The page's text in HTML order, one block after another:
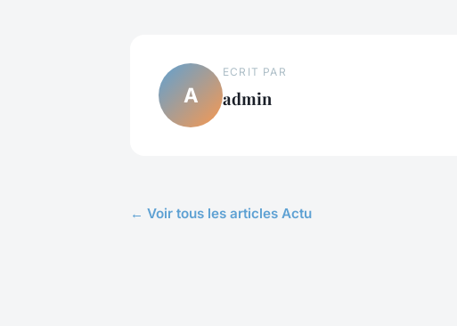
A
ECRIT PAR
admin
← Voir tous les articles Actu